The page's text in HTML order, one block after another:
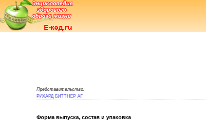
Представительство:
РИХАРД БИТТНЕР АГ
Форма выпуска, состав и упаковка